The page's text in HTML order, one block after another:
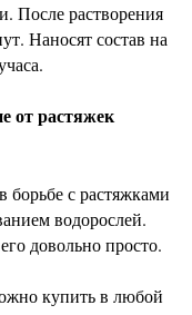
После растворения
Наносят состав на
от растяжек
с растяжками
водорослей.
довольно просто.
купить в любой